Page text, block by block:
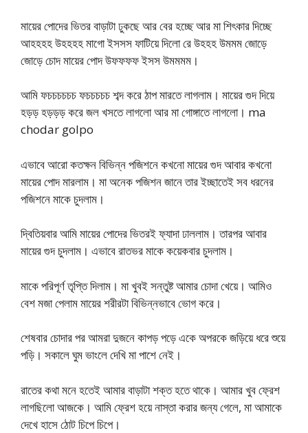
মায়ের পোদের ভিতর বাড়াটা ঢুকছে আর বের হচ্ছে আর মা শিৎকার দিচ্ছে
আহহহহ উহহহহ মাগো ইসসস ফাটিয়ে দিলো রে উহহহ উমমম জোড়ে
জোড়ে চোদ মায়ের পোদ উফফফফ ইসস উমমমম।
আমি ফচচচচচচ ফচচচচচ শব্দ করে ঠাপ মারতে লাগলাম। মায়ের গুদ দিয়ে
হড়ড় হড়ড়ড় করে জল খসতে লাগলো আর মা গোঙ্গাতে লাগলো। ma
chodar golpo
এভাবে আরো কতক্ষন বিভিন্ন পজিশনে কখনো মায়ের গুদ আবার কখনো
মায়ের পোদ মারলাম। মা অনেক পজিশন জানে তার ইচ্ছাতেই সব ধরনের
পজিশনে মাকে চুদলাম।
দ্বিতিয়বার আমি মায়ের পোদের ভিতরই ফ্যাদা ঢাললাম। তারপর আবার
মায়ের গুদ চুদলাম। এভাবে রাতভর মাকে কয়েকবার চুদলাম।
মাকে পরিপূর্ণ তৃপ্তি দিলাম। মা খুবই সন্তুষ্ট আমার চোদা খেয়ে। আমিও
বেশ মজা পেলাম মায়ের শরীরটা বিভিন্নভাবে ভোগ করে।
শেষবার চোদার পর আমরা দুজনে কাপড় পড়ে একে অপরকে জড়িয়ে ধরে শুয়ে
পড়ি। সকালে ঘুম ভাংলে দেখি মা পাশে নেই।
রাতের কথা মনে হতেই আমার বাড়াটা শক্ত হতে থাকে। আমার খুব ফ্রেশ
লাগছিলো আজকে। আমি ফ্রেশ হয়ে নাস্তা করার জন্য গেলে, মা আমাকে
দেখে হাসে ঠোট চিপে চিপে।